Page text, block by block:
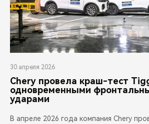
30 апреля 2026
Chery провела краш-тест
одновременными
ударами
В апреле 2026 года компания Chery